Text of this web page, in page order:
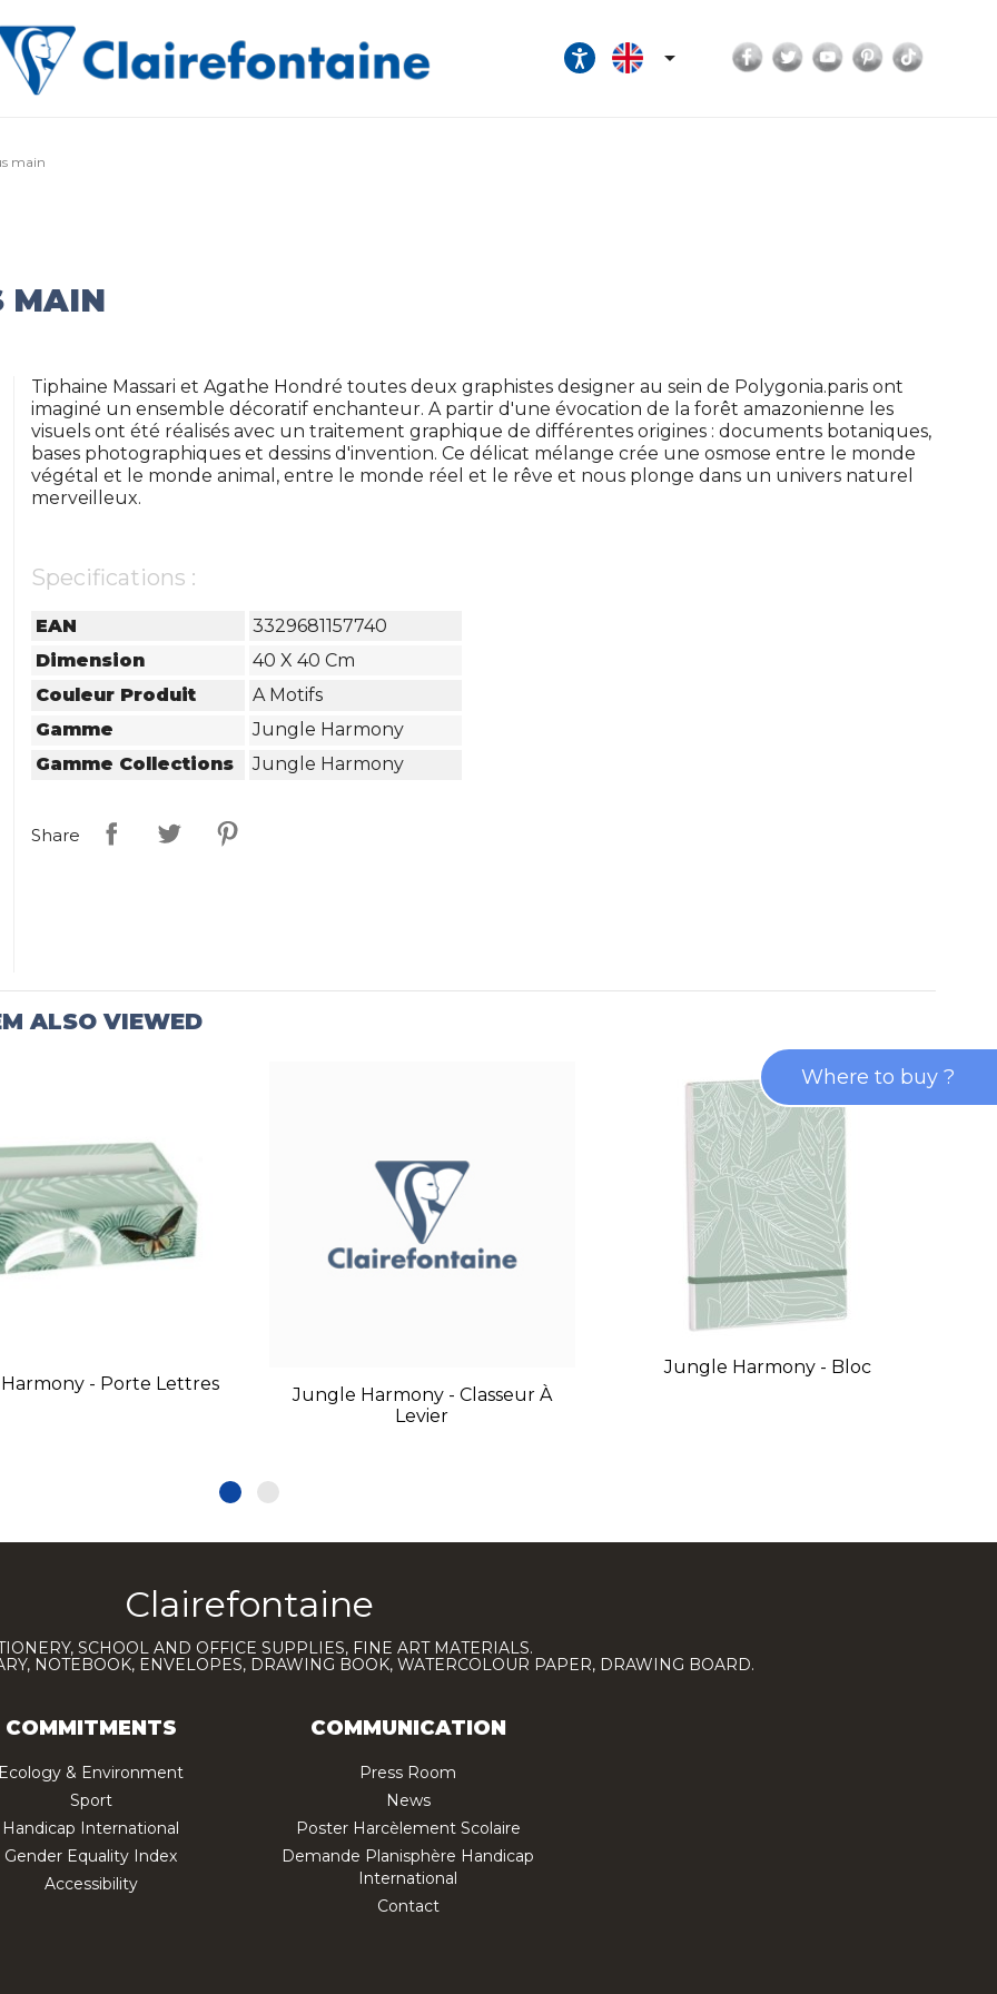
 Facebook
TwitterYouTubePinterest
main
MAIN
Tiphaine Massari et Agathe Hondré toutes deux graphistes designer au sein de Polygonia.paris ont
imaginé un ensemble décoratif enchanteur. A partir d'une évocation de la forêt amazonienne les
visuels ont été réalisés avec un traitement graphique de différentes origines : documents botaniques,
bases photographiques et dessins d'invention. Ce délicat mélange crée une osmose entre le monde
végétal et le monde animal, entre le monde réel et le rêve et nous plonge dans un univers naturel
merveilleux.
Specifications :
EAN
3329681157740
Dimension
40 X 40 Cm
Couleur Produit
A Motifs
Gamme
Jungle Harmony
Gamme Collections
Jungle Harmony
Share
ALSO VIEWED
- Porte Lettres
Jungle Harmony - Classeur À
Levier
Jungle Harmony - Bloc
Clairefontaine
SCHOOL AND OFFICE SUPPLIES, FINE ART MATERIALS.
NOTEBOOK, ENVELOPES, DRAWING BOOK, WATERCOLOUR PAPER, DRAWING BOARD.
COMMITMENTS
& Environment
Sport
Handicap International
Gender Equality Index
Accessibility
COMMUNICATION
Press Room
News
Poster Harcèlement Scolaire
Demande Planisphère Handicap
International
Contact
Where to buy ?